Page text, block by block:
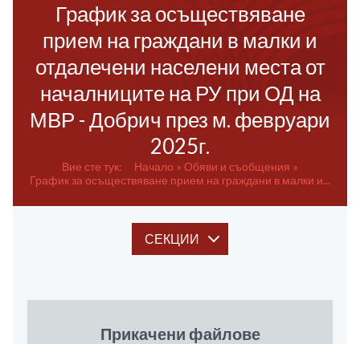
График за осъществяване
прием на граждани в малки и
отдалечени населени места от
началниците на РУ при ОД на
МВР - Добрич през м. февруари
2025г.
Вие сте тук: Начало
Обяви и съобщения
График за осъществяване прием на граждани в малки и...
СЕКЦИИ
Прикачени файлове